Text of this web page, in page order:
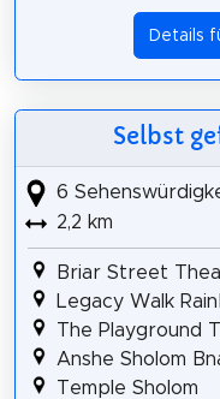
Details
Selbst
6
2,2 km
Briar Street
Legacy Walk
The Playground
Anshe Sholom
Temple Sholom